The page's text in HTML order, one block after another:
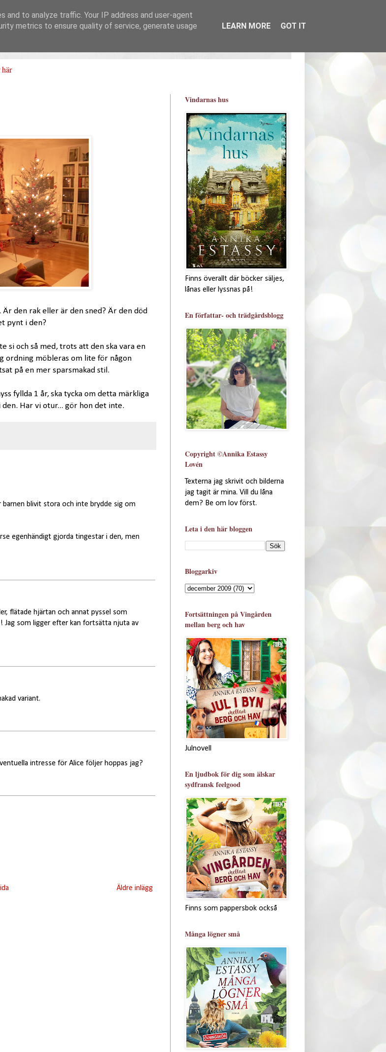
den rak eller är den sned? Är den död
pynt i den?
si och så med, trots att den ska vara en
ordning möbleras om lite för någon
på en mer sparsmakad stil.
fyllda 1 år, ska tycka om detta märkliga
Har vi otur... gör hon det inte.
barnen blivit stora och inte brydde sig om
egenhändigt gjorda tingestar i den, men
flätade hjärtan och annat pyssel som
Jag som ligger efter kan fortsätta njuta av
variant.
intresse för Alice följer hoppas jag?
Äldre inlägg
Vindarnas hus
Finns överallt där böcker säljes,
lånas eller lyssnas på!
En författar- och trädgårdsblogg
Copyright ©Annika Estassy
Lovén
Texterna jag skrivit och bilderna
jag tagit är mina. Vill du låna
dem? Be om lov först.
Leta i den här bloggen
Bloggarkiv
Fortsättningen på Vingården
mellan berg och hav
Julnovell
En ljudbok för dig som älskar
sydfransk feelgood
Finns som pappersbok också
Många lögner små
to analyze traffic. Your IP address and user-agent
metrics to ensure quality of service, generate usage
LEARN MORE GOT IT